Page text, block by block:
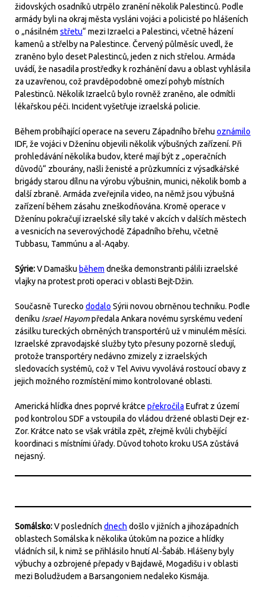
židovských osadníků utrpělo zranění několik Palestinců. Podle
armády byli na okraj města vysláni vojáci a policisté po hlášeních
o „násilném střetu“ mezi Izraelci a Palestinci, včetně házení
kamenů a střelby na Palestince. Červený půlměsíc uvedl, že
zraněno bylo deset Palestinců, jeden z nich střelou. Armáda
uvádí, že nasadila prostředky k rozhánění davu a oblast vyhlásila
za uzavřenou, což pravděpodobně omezí pohyb místních
Palestinců. Několik Izraelců bylo rovněž zraněno, ale odmítli
lékařskou péči. Incident vyšetřuje izraelská policie.
Během probíhající operace na severu Západního břehu oznámilo
IDF, že vojáci v Dženínu objevili několik výbušných zařízení. Při
prohledávání několika budov, které mají být z „operačních
důvodů“ zbourány, našli ženisté a průzkumníci z výsadkářské
brigády starou dílnu na výrobu výbušnin, munici, několik bomb a
další zbraně. Armáda zveřejnila video, na němž jsou výbušná
zařízení během zásahu zneškodňována. Kromě operace v
Dženínu pokračují izraelské síly také v akcích v dalších městech
a vesnicích na severovýchodě Západního břehu, včetně
Tubbasu, Tammúnu a al-Aqaby.
Sýrie:V Damašku během dneška demonstranti pálili izraelské
vlajky na protest proti operaci v oblasti Bejt-Džin.
Současně Turecko dodalo Sýrii novou obrněnou techniku. Podle
deníku Israel Hayompředala Ankara novému syrskému vedení
zásilku tureckých obrněných transportérů už v minulém měsíci.
Izraelské zpravodajské služby tyto přesuny pozorně sledují,
protože transportéry nedávno zmizely z izraelských
sledovacích systémů, což v Tel Avivu vyvolává rostoucí obavy z
jejich možného rozmístění mimo kontrolované oblasti.
Americká hlídka dnes poprvé krátce překročila Eufrat z území
pod kontrolou SDF a vstoupila do vládou držené oblasti Dejr ez-
Zor. Krátce nato se však vrátila zpět, zřejmě kvůli chybějící
koordinaci s místními úřady. Důvod tohoto kroku USA zůstává
nejasný.
Somálsko:V posledních dnech došlo v jižních a jihozápadních
oblastech Somálska k několika útokům na pozice a hlídky
vládních sil, k nimž se přihlásilo hnutí Al-Šabáb. Hlášeny byly
výbuchy a ozbrojené přepady v Bajdawě, Mogadišu i v oblasti
mezi Boludžudem a Barsangoniem nedaleko Kismája.